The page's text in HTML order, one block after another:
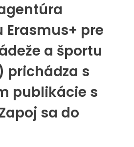
pre
a športu
prichádza s
publikácie s
sa do